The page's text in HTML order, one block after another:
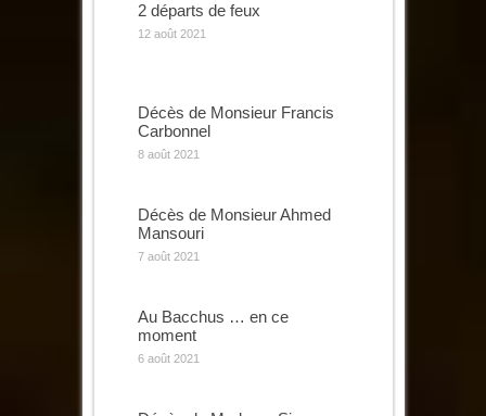
2 départs de feux
12 août 2021
Décès de Monsieur Francis
Carbonnel
8 août 2021
Décès de Monsieur Ahmed
Mansouri
7 août 2021
Au Bacchus … en ce
moment
6 août 2021